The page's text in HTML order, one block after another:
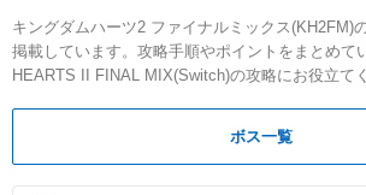
キングダムハーツ2 ファイナルミックス(KH2FM)
掲載しています。攻略手順やポイントをまとめて
HEARTS II FINAL MIX(Switch)の攻略にお役立て
ボス一覧